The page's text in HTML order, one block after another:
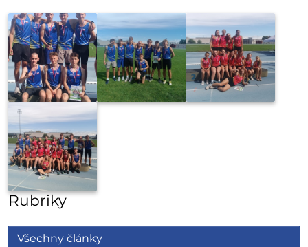
Rubriky
Všechny články